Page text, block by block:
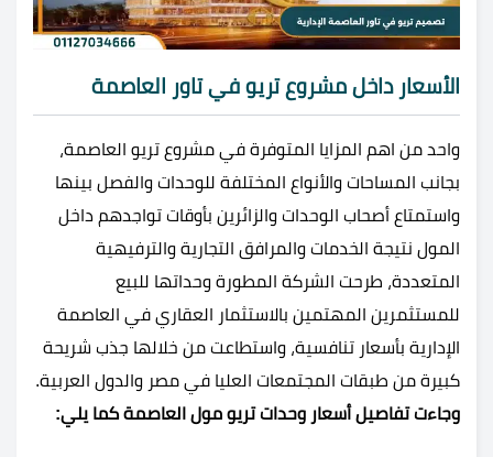
الأسعار داخل مشروع تريو في تاور العاصمة
واحد من اهم المزايا المتوفرة في مشروع تريو العاصمة،
بجانب المساحات والأنواع المختلفة للوحدات والفصل بينها
واستمتاع أصحاب الوحدات والزائرين بأوقات تواجدهم داخل
المول نتيجة الخدمات والمرافق التجارية والترفيهية
المتعددة، طرحت الشركة المطورة وحداتها للبيع
للمستثمرين المهتمين بالاستثمار العقاري في العاصمة
الإدارية بأسعار تنافسية، واستطاعت من خلالها جذب شريحة
كبيرة من طبقات المجتمعات العليا في مصر والدول العربية.
وجاءت تفاصيل أسعار وحدات تريو مول العاصمة كما يلي: